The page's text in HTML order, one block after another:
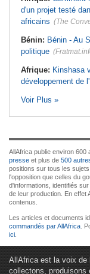
d'un projet testé
africains (The
Bénin: Bénin - Au
politique
Afrique: Kinshasa
développement de
Voir Plus »
AllAfrica publie environ
presse et plus de 500
positions sur tous les
l'opposition que celles du
d'informations, identifiés
de leur production. En effet
contenus.
Les articles et documents
commandés par AllAfrica .
ici
AllAfrica est la voix de
collectons, produisons